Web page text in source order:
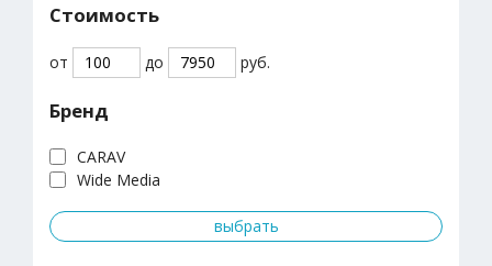
Стоимость
от до руб.
Бренд
CARAV
Wide Media